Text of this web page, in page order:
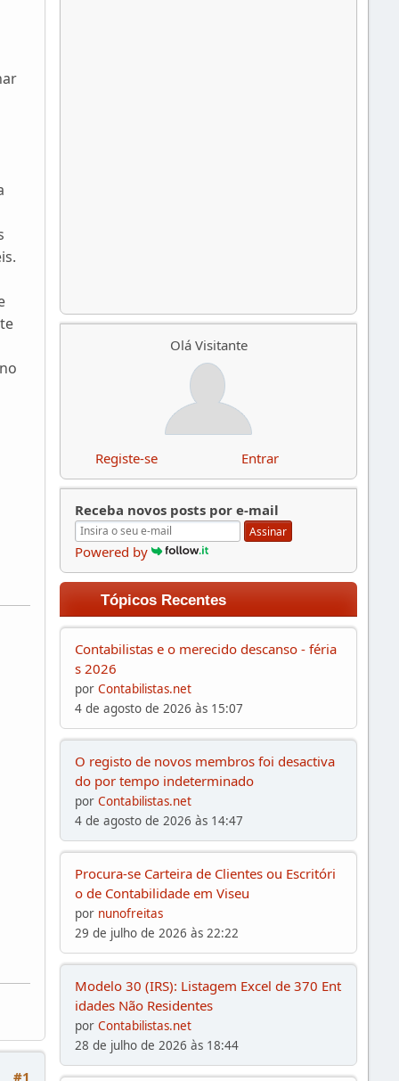
#1
Olá Visitante
Registe-se Entrar
Receba novos posts por e-mail
Assinar
Powered by
Tópicos Recentes
Contabilistas e o merecido descanso - féria
s 2026
porContabilistas.net
4 de agosto de 2026 às 15:07
O registo de novos membros foi desactiva
do por tempo indeterminado
porContabilistas.net
4 de agosto de 2026 às 14:47
Procura-se Carteira de Clientes ou Escritóri
o de Contabilidade em Viseu
por nunofreitas
29 de julho de 2026 às 22:22
Modelo 30 (IRS): Listagem Excel de 370 Ent
idades Não Residentes
porContabilistas.net
28 de julho de 2026 às 18:44